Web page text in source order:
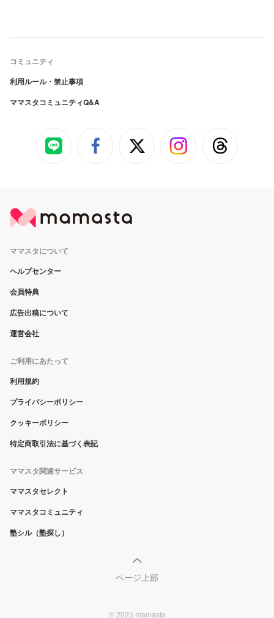
コミュニティ
利用ルール・禁止事項
ママスタコミュニティQ&A
ママスタについて
ヘルプセンター
会員特典
広告出稿について
運営会社
ご利用にあたって
利用規約
プライバシーポリシー
クッキーポリシー
特定商取引法に基づく表記
ママスタ関連サービス
ママスタセレクト
ママスタコミュニティ
塾シル（塾探し）
ページ上部
© 2025 mamasta